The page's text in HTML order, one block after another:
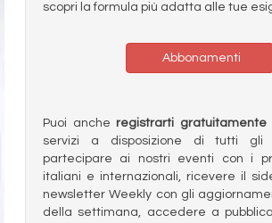
scopri la formula più adatta alle tue
Abbonamenti
Puoi anche registrarti gratuitamente
servizi a disposizione di tutti gli
partecipare ai nostri eventi con i
italiani e internazionali, ricevere il
newsletter Weekly con gli
della settimana, accedere a